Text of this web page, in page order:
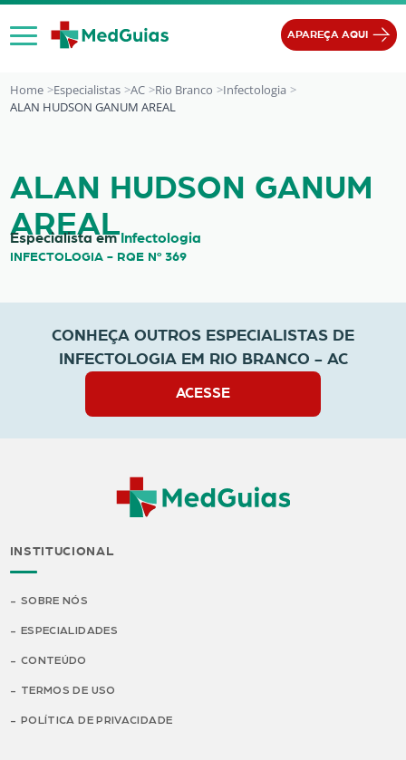
Ir para o conteúdo
APAREÇA AQUI
Home Especialistas AC Rio Branco
Infectologia
ALAN HUDSON GANUM AREAL
ALAN HUDSON GANUM AREAL
ALAN HUDSON GANUM
AREAL
Especialista em Infectologia
INFECTOLOGIA - RQE Nº 369
CONHEÇA OUTROS ESPECIALISTAS DE
INFECTOLOGIA EM RIO BRANCO - AC
ACESSE
INSTITUCIONAL
SOBRE NÓS
ESPECIALIDADES
CONTEÚDO
TERMOS DE USO
POLÍTICA DE PRIVACIDADE